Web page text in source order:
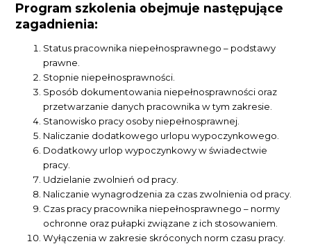
Program szkolenia obejmuje następujące
zagadnienia:
Status pracownika niepełnosprawnego – podstawy
prawne.
Stopnie niepełnosprawności.
Sposób dokumentowania niepełnosprawności oraz
przetwarzanie danych pracownika w tym zakresie.
Stanowisko pracy osoby niepełnosprawnej.
Naliczanie dodatkowego urlopu wypoczynkowego.
Dodatkowy urlop wypoczynkowy w świadectwie
pracy.
Udzielanie zwolnień od pracy.
Naliczanie wynagrodzenia za czas zwolnienia od pracy.
Czas pracy pracownika niepełnosprawnego – normy
ochronne oraz pułapki związane z ich stosowaniem.
Wyłączenia w zakresie skróconych norm czasu pracy.